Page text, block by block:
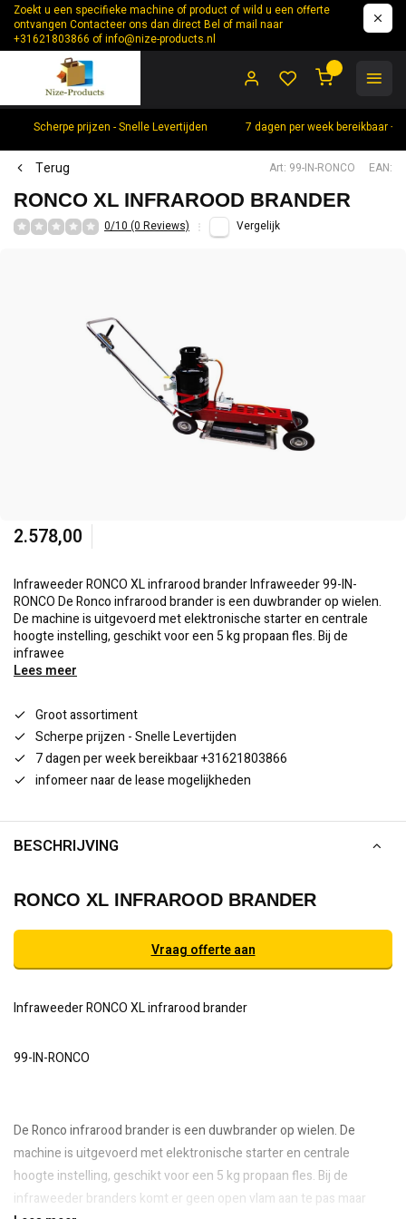
Zoekt u een specifieke machine of product of wild u een offerte
ontvangen Contacteer ons dan direct Bel of mail naar
+31621803866 ofinfo@nize-products.nl
Scherpe prijzen - Snelle Levertijden 7 dagen per week bereikbaar
Terug Art: 99-IN-RONCO EAN:
RONCO XL INFRAROOD BRANDER
0/10 (0 Reviews) Vergelijk
2.578,00
Infraweeder RONCO XL infrarood brander Infraweeder 99-IN-
RONCO De Ronco infrarood brander is een duwbrander op wielen.
De machine is uitgevoerd met elektronische starter en centrale
hoogte instelling, geschikt voor een 5 kg propaan fles. Bij de
infrawee
Lees meer
Groot assortiment
Scherpe prijzen - Snelle Levertijden
7 dagen per week bereikbaar +31621803866
infomeer naar de lease mogelijkheden
BESCHRIJVING
RONCO XL INFRAROOD BRANDER
Vraag offerte aan
Infraweeder RONCO XL infrarood brander
99-IN-RONCO
De Ronco infrarood brander is een duwbrander op wielen. De
machine is uitgevoerd met elektronische starter en centrale
hoogte instelling, geschikt voor een 5 kg propaan fles. Bij de
infraweeder branders komt er geen open vlam aan te pas maar